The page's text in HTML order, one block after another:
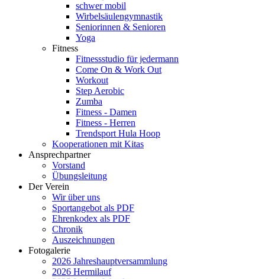
schwer mobil
Wirbelsäulengymnastik
Seniorinnen & Senioren
Yoga
Fitness
Fitnessstudio für jedermann
Come On & Work Out
Workout
Step Aerobic
Zumba
Fitness - Damen
Fitness - Herren
Trendsport Hula Hoop
Kooperationen mit Kitas
Ansprechpartner
Vorstand
Übungsleitung
Der Verein
Wir über uns
Sportangebot als PDF
Ehrenkodex als PDF
Chronik
Auszeichnungen
Fotogalerie
2026 Jahreshauptversammlung
2026 Hermilauf